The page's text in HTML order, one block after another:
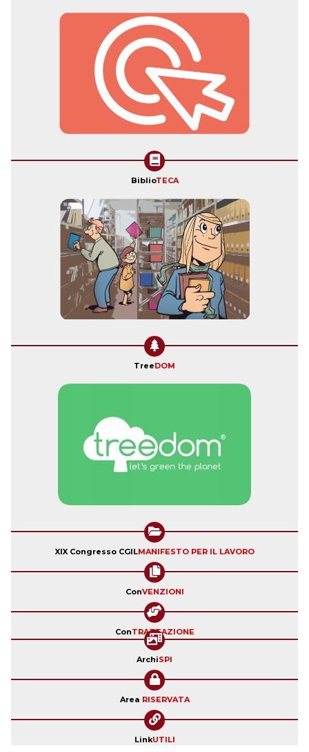
BiblioTECA
TreeDOM
XIX Congresso CGILMANIFESTO PER IL LAVORO
ConVENZIONI
ConTRATTAZIONE
ArchiSPI
Area RISERVATA
LinkUTILI